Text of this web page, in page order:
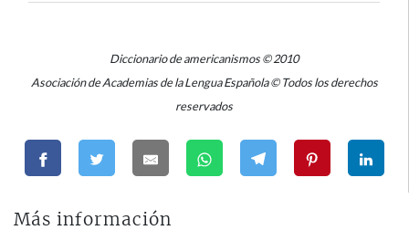
Diccionario de americanismos © 2010
Asociación de Academias de la Lengua Española © Todos los derechos
reservados
Más información